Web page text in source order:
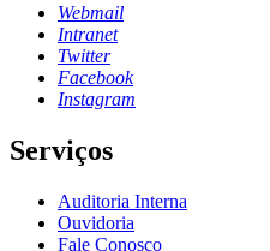
Webmail
Intranet
Twitter
Facebook
Instagram
Serviços
Auditoria Interna
Ouvidoria
Fale Conosco